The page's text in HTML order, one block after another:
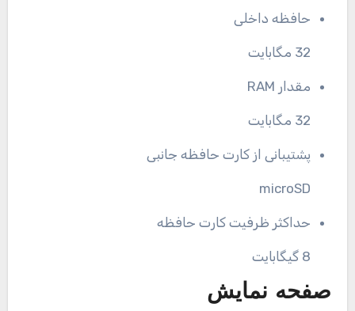
حافظه داخلی
32 مگابایت
مقدار RAM
32 مگابایت
پشتیبانی از کارت حافظه جانبی
microSD
حداکثر ظرفیت کارت حافظه
8 گیگابایت
صفحه نمایش